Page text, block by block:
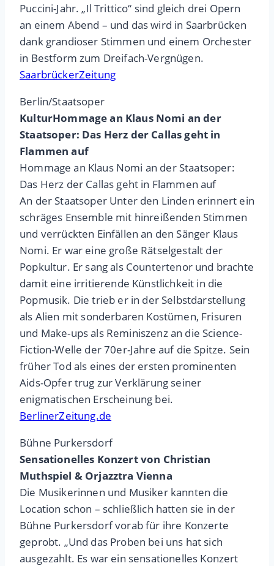
Puccini-Jahr. „Il Trittico“ sind gleich drei Opern
an einem Abend – und das wird in Saarbrücken
dank grandioser Stimmen und einem Orchester
in Bestform zum Dreifach-Vergnügen.
SaarbrückerZeitung
Berlin/Staatsoper
KulturHommage an Klaus Nomi an der
Staatsoper: Das Herz der Callas geht in
Flammen auf
Hommage an Klaus Nomi an der Staatsoper:
Das Herz der Callas geht in Flammen auf
An der Staatsoper Unter den Linden erinnert ein
schräges Ensemble mit hinreißenden Stimmen
und verrückten Einfällen an den Sänger Klaus
Nomi. Er war eine große Rätselgestalt der
Popkultur. Er sang als Countertenor und brachte
damit eine irritierende Künstlichkeit in die
Popmusik. Die trieb er in der Selbstdarstellung
als Alien mit sonderbaren Kostümen, Frisuren
und Make-ups als Reminiszenz an die Science-
Fiction-Welle der 70er-Jahre auf die Spitze. Sein
früher Tod als eines der ersten prominenten
Aids-Opfer trug zur Verklärung seiner
enigmatischen Erscheinung bei.
BerlinerZeitung.de
Bühne Purkersdorf
Sensationelles Konzert von Christian
Muthspiel & Orjazztra Vienna
Die Musikerinnen und Musiker kannten die
Location schon – schließlich hatten sie in der
Bühne Purkersdorf vorab für ihre Konzerte
geprobt. „Und das Proben bei uns hat sich
ausgezahlt. Es war ein sensationelles Konzert